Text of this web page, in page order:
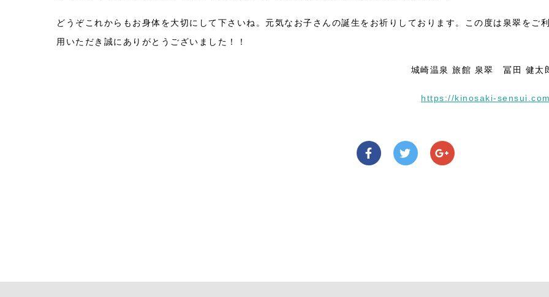
どうぞこれからもお身体を大切にして下さいね。元気なお子さんの誕生をお祈りしております。この度は泉翠をご利
用いただき誠にありがとうございました！！
城崎温泉 旅館 泉翠 冨田 健太
https://kinosaki-